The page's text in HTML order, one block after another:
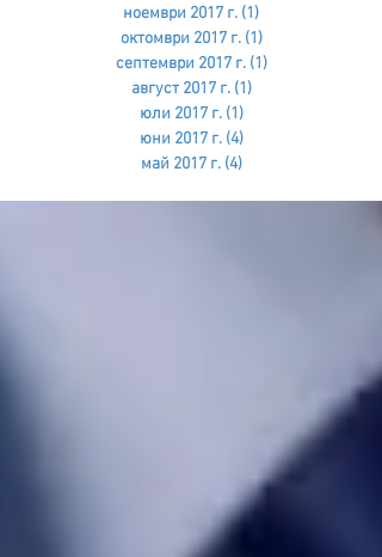
ноември 2017 г. (1)
октомври 2017 г. (1)1 публикация
септември 2017 г. (1)1 публикация
август 2017 г. (1)1 публикация
юли 2017 г. (1)1 публикация
юни 2017 г. (4)4 публикации
май 2017 г. (4)4 публикации